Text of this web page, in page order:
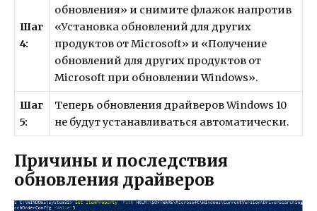
Шаг
4:
обновления» и снимите флажок напротив
«Установка обновлений для других
продуктов от Microsoft» и «Получение
обновлений для других продуктов от
Microsoft при обновлении Windows».
Шаг
5:
Теперь обновления драйверов Windows 10
не будут устанавливаться автоматически.
Причины и последствия
обновления драйверов